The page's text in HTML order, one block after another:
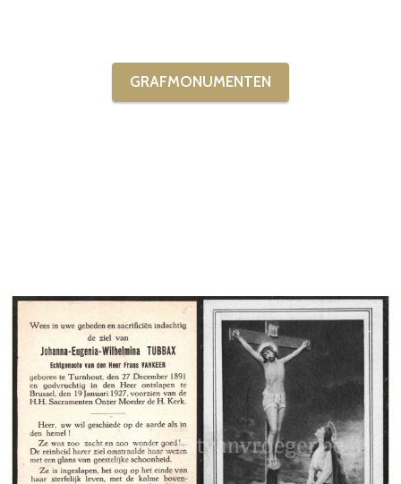
GRAFMONUMENTEN